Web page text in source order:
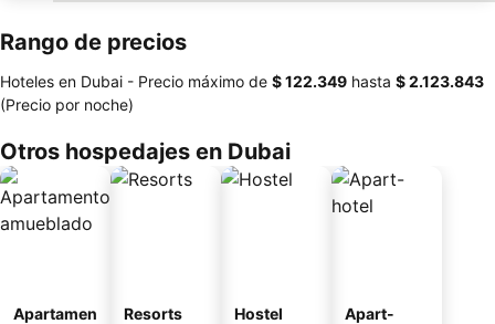
Rango de precios
Hoteles en Dubai - Precio máximo de ‎$ 122.349 hasta ‎$ 2.123.843
(Precio por noche)
Otros hospedajes en Dubai
Apartamen
Resorts Hostel
Apart-